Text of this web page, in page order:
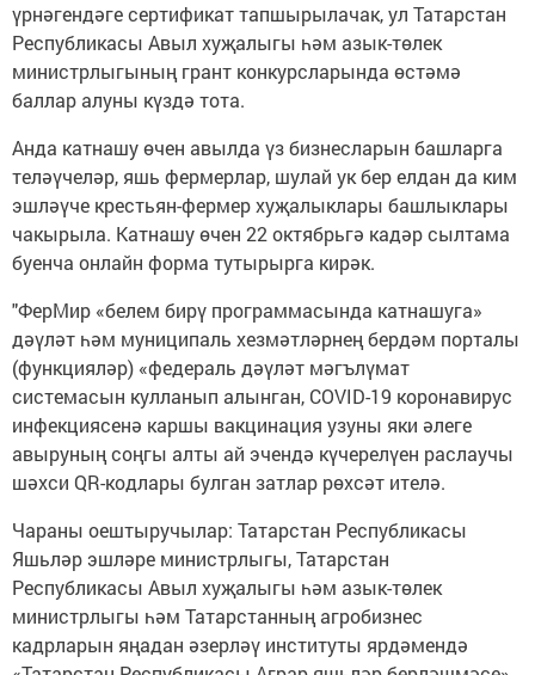
үрнәгендәге сертификат тапшырылачак, ул Татарстан
Республикасы Авыл хуҗалыгы һәм азык-төлек
министрлыгының грант конкурсларында өстәмә
баллар алуны күздә тота.
Анда катнашу өчен авылда үз бизнесларын башларга
теләүчеләр, яшь фермерлар, шулай ук бер елдан да ким
эшләүче крестьян-фермер хуҗалыклары башлыклары
чакырыла. Катнашу өчен 22 октябрьгә кадәр сылтама
буенча онлайн форма тутырырга кирәк.
"ФерМир «белем бирү программасында катнашуга»
дәүләт һәм муниципаль хезмәтләрнең бердәм порталы
(функцияләр) «федераль дәүләт мәгълүмат
системасын кулланып алынган, COVID-19 коронавирус
инфекциясенә каршы вакцинация узуны яки әлеге
авыруның соңгы алты ай эчендә күчерелүен раслаучы
шәхси QR-кодлары булган затлар рөхсәт ителә.
Чараны оештыручылар: Татарстан Республикасы
Яшьләр эшләре министрлыгы, Татарстан
Республикасы Авыл хуҗалыгы һәм азык-төлек
министрлыгы һәм Татарстанның агробизнес
кадрларын яңадан әзерләү институты ярдәмендә